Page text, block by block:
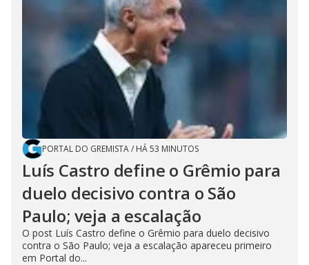
PORTAL DO GREMISTA/ HÁ 53 MINUTOS
Luís Castro define o Grêmio para
duelo decisivo contra o São
Paulo; veja a escalação
O post Luís Castro define o Grêmio para duelo decisivo
contra o São Paulo; veja a escalação apareceu primeiro
em Portal do...